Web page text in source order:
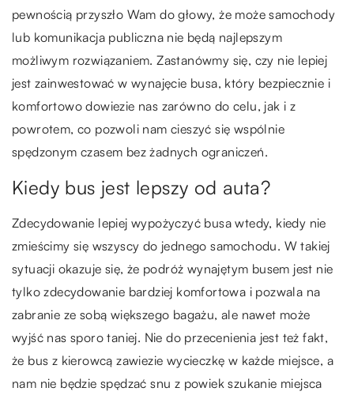
pewnością przyszło Wam do głowy, że może samochody
lub komunikacja publiczna nie będą najlepszym
możliwym rozwiązaniem. Zastanówmy się, czy nie lepiej
jest zainwestować w wynajęcie busa, który bezpiecznie i
komfortowo dowiezie nas zarówno do celu, jak i z
powrotem, co pozwoli nam cieszyć się wspólnie
spędzonym czasem bez żadnych ograniczeń.
Kiedy bus jest lepszy od auta?
Zdecydowanie lepiej wypożyczyć busa wtedy, kiedy nie
zmieścimy się wszyscy do jednego samochodu. W takiej
sytuacji okazuje się, że podróż wynajętym busem jest nie
tylko zdecydowanie bardziej komfortowa i pozwala na
zabranie ze sobą większego bagażu, ale nawet może
wyjść nas sporo taniej. Nie do przecenienia jest też fakt,
że bus z kierowcą zawiezie wycieczkę w każde miejsce, a
nam nie będzie spędzać snu z powiek szukanie miejsca